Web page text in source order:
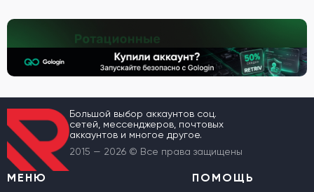
Большой выбор аккаунтов соц.
сетей, мессенджеров, почтовых
аккаунтов и многое другое.
2015 — 2026 © Все права защищены
МЕНЮ ПОМОЩЬ